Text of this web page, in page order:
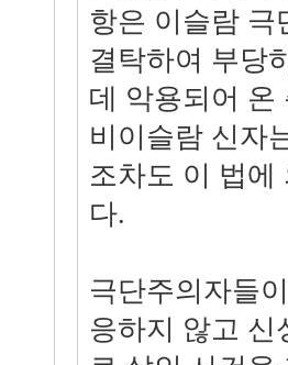
항은 이슬람 극
결탁하여 부당
데 악용되어 온
비이슬람 신자
조차도 이 법에
다.
극단주의자들
응하지 않고 신